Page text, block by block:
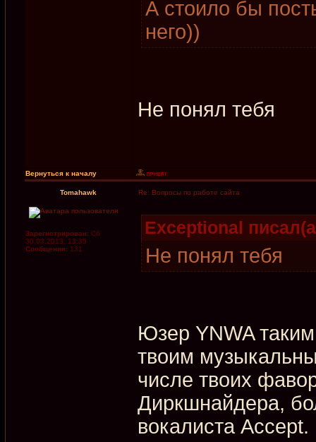
А стоило бы
него))
Не понял тебя
Вернуться к началу
Tomahawk Re: Вопросы по работе сайта
Зарегистрирован: Сб
30.03.2013, 13:35
Сообщения: 131
Exceptional
Не понял тебя
Юзер YNWA
твоим
числе твоих
Диркшнайдера,
вокалиста Accept.